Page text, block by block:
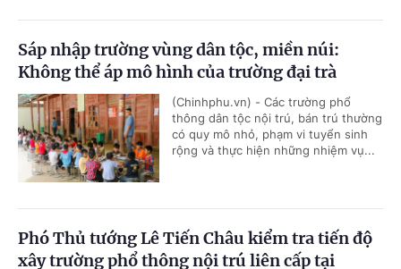
Sáp nhập trường vùng dân tộc, miền núi:
Không thể áp mô hình của trường đại trà
(Chinhphu.vn) - Các trường phổ
thông dân tộc nội trú, bán trú thường
có quy mô nhỏ, phạm vi tuyển sinh
rộng và thực hiện những nhiệm vụ...
Phó Thủ tướng Lê Tiến Châu kiểm tra tiến độ
xây trường phổ thông nội trú liên cấp tại